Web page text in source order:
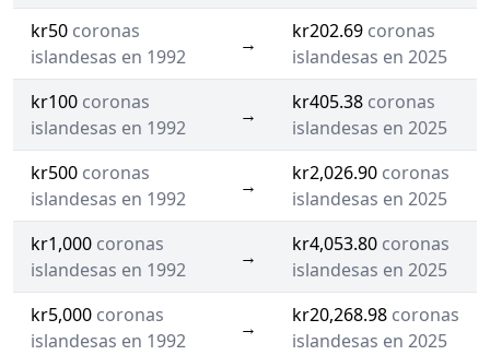
kr50 coronas
islandesas en 1992
→
kr202.69 coronas
islandesas en 2025
kr100 coronas
islandesas en 1992
→
kr405.38 coronas
islandesas en 2025
kr500 coronas
islandesas en 1992
→
kr2,026.90 coronas
islandesas en 2025
kr1,000 coronas
islandesas en 1992
→
kr4,053.80 coronas
islandesas en 2025
kr5,000 coronas
islandesas en 1992
→
kr20,268.98 coronas
islandesas en 2025